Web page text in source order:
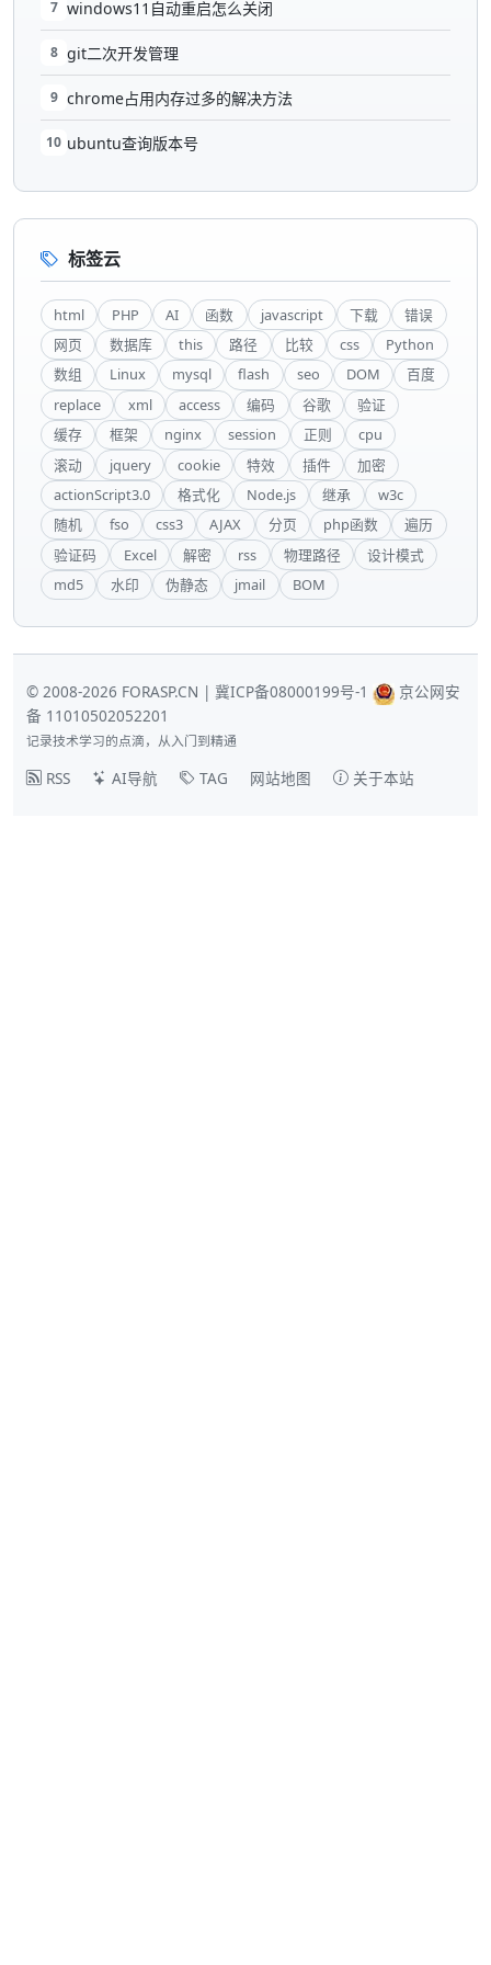
7 windows11自动重启怎么关闭
8 git二次开发管理
9 chrome占用内存过多的解决方法
10 ubuntu查询版本号
标签云
html PHP AI 函数 javascript 下载
错误
网页
数据库 this 路径 比较 css
Python
数组
Linux mysql flash seo DOM
百度
replace
xml access 编码 谷歌
验证
缓存
框架 nginx session 正则
cpu
滚动
jquery cookie 特效 插件
加密
actionScript3.0
格式化 Node.js 继承
w3c
随机
fso css3 AJAX 分页 php函数
遍历
验证码
Excel 解密 rss 物理路径
设计模式
md5
水印 伪静态 jmail BOM
© 2008-2026 FORASP.CN | 冀ICP备08000199号-1
京公网安
备 11010502052201
记录技术学习的点滴，从入门到精通
RSS AI导航 TAG 网站地图 关于本站